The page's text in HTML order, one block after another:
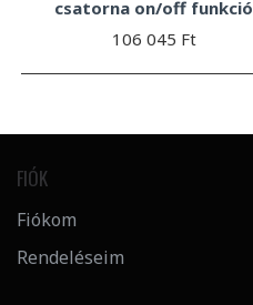
csatorna on/off funkció
106 045 Ft
FIÓK
Fiókom
Rendeléseim